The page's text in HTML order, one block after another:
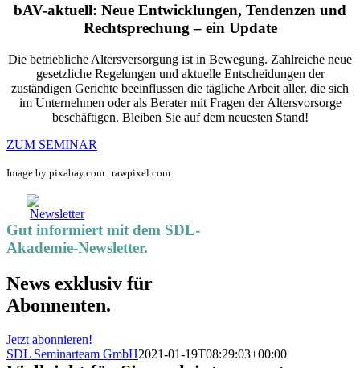
bAV-aktuell: Neue Entwicklungen, Tendenzen und
Rechtsprechung – ein Update
Die betriebliche Altersversorgung ist in Bewegung. Zahlreiche neue
gesetzliche Regelungen und aktuelle ­Entschei­dungen der
zuständigen Gerichte beeinflussen die tägliche Arbeit aller, die sich
im Unternehmen oder als Berater mit Fragen der Altersvor­sorge
beschäftigen. Bleiben Sie auf dem neuesten Stand!
ZUM SEMINAR
Image by pixabay.com | rawpixel.com
Gut informiert mit dem SDL-
Akademie-Newsletter.
News exklusiv für
Abonnenten.
Jetzt abonnieren!
SDL Seminarteam GmbH2021-01-19T08:29:03+00:00